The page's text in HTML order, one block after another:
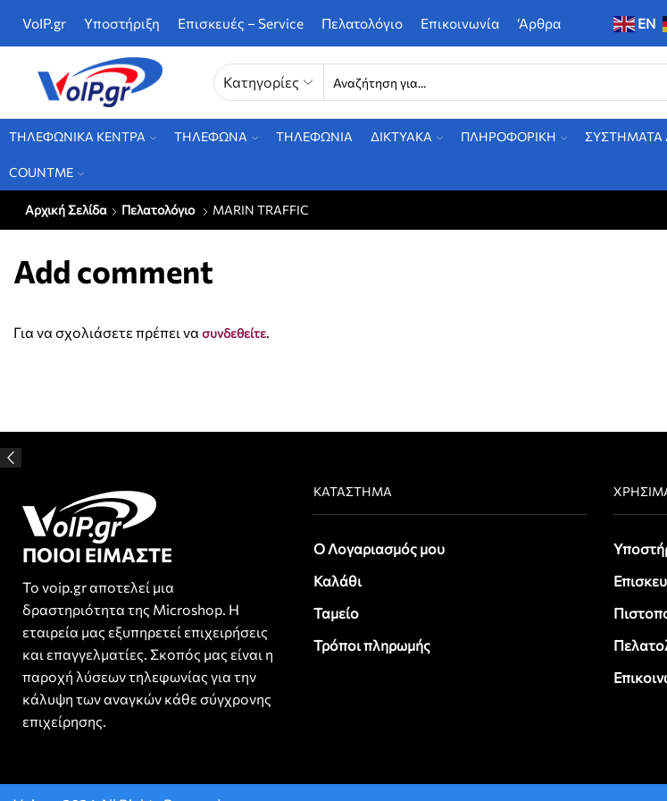
VoIP.gr Υποστήριξη Επισκευές – Service Πελατολόγιο Επικοινωνία ‘Αρθρα EN
Κατηγορίες
ΤΗΛΕΦΩΝΙΚΑ ΚΕΝΤΡΑ ΤΗΛΕΦΩΝΑ ΤΗΛΕΦΩΝΙΑ ΔΙΚΤΥΑΚΑ ΠΛΗΡΟΦΟΡΙΚΗ ΣΥΣΤΗΜΑΤΑ
COUNTME
Αρχική Σελίδα Πελατολόγιο MARIN TRAFFIC
Add comment
Για να σχολιάσετε πρέπει να συνδεθείτε
ΠΟΙΟΙ ΕΙΜΑΣΤΕ
Το voip.gr αποτελεί μια
δραστηριότητα της Microshop. Η
εταιρεία μας εξυπηρετεί επιχειρήσεις
και επαγγελματίες. Σκοπός μας είναι η
παροχή λύσεων τηλεφωνίας για την
κάλυψη των αναγκών κάθε σύγχρονης
επιχείρησης.
ΚΑΤΆΣΤΗΜΑ
Ο Λογαριασμός μου
Καλάθι
Ταμείο
Τρόποι πληρωμής